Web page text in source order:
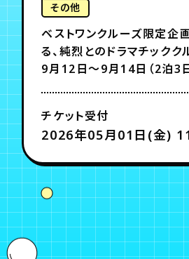
会員登録
その他
ベストワンクルーズ限定企
る、純烈とのドラマチックク
9月12日〜9月14日（2泊3日
チケット受付
2026年05月01日(金)